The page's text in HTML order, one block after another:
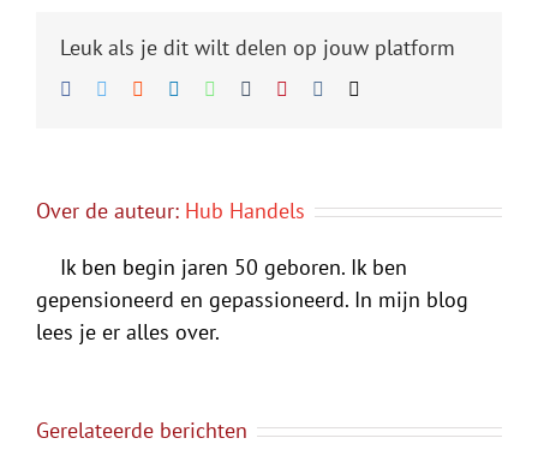
Leuk als je dit wilt delen op jouw platform
Facebook
TwitterReddit LinkedInWhatsApp
TumblrPinterest
Over de auteur: Hub Handels
Ik ben begin jaren 50 geboren. Ik ben
gepensioneerd en gepassioneerd. In mijn blog
lees je er alles over.
Gerelateerde berichten